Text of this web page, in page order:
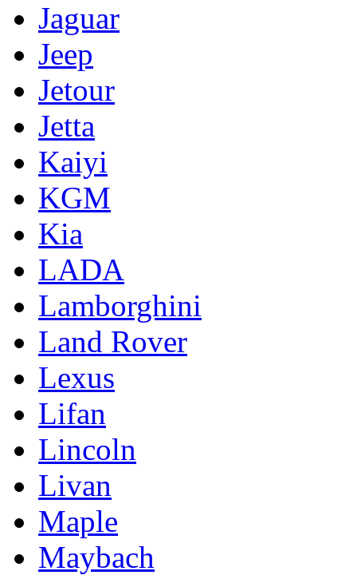
Jaguar
Jeep
Jetour
Jetta
Kaiyi
KGM
Kia
LADA
Lamborghini
Land Rover
Lexus
Lifan
Lincoln
Livan
Maple
Maybach